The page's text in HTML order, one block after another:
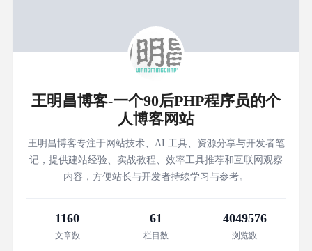
王明昌博客-一个90后PHP程序员的个
人博客网站
王明昌博客专注于网站技术、AI 工具、资源分享与开发者笔
记，提供建站经验、实战教程、效率工具推荐和互联网观察
内容，方便站长与开发者持续学习与参考。
1160
文章数
61
栏目数
4049576
浏览数